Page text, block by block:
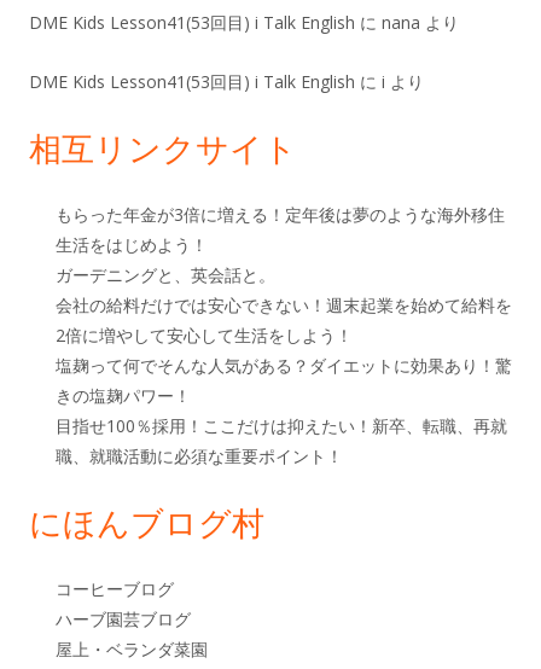
DME Kids Lesson41(53回目) i Talk English に nana より
DME Kids Lesson41(53回目) i Talk English に i より
相互リンクサイト
もらった年金が3倍に増える！定年後は夢のような海外移住
生活をはじめよう！
ガーデニングと、英会話と。
会社の給料だけでは安心できない！週末起業を始めて給料を
2倍に増やして安心して生活をしよう！
塩麹って何でそんな人気がある？ダイエットに効果あり！驚
きの塩麹パワー！
目指せ100％採用！ここだけは抑えたい！新卒、転職、再就
職、就職活動に必須な重要ポイント！
にほんブログ村
コーヒーブログ
ハーブ園芸ブログ
屋上・ベランダ菜園